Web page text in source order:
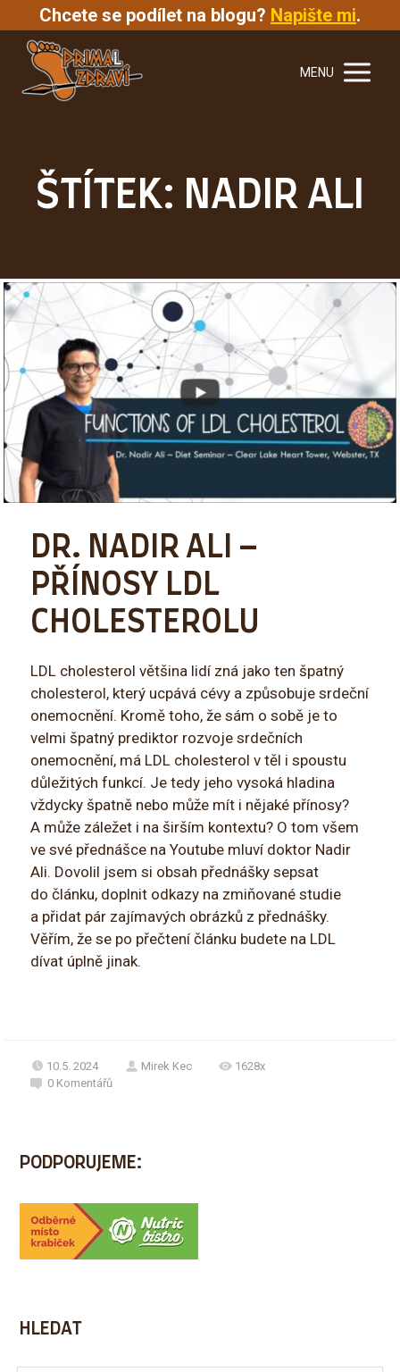
Chcete se podílet na blogu? Napište mi.
MENU
ŠTÍTEK: NADIR ALI
DR. NADIR ALI –
PŘÍNOSY LDL
CHOLESTEROLU
LDL cholesterol většina lidí zná jako ten špatný
cholesterol, který ucpává cévy a způsobuje srdeční
onemocnění. Kromě toho, že sám o sobě je to
velmi špatný prediktor rozvoje srdečních
onemocnění, má LDL cholesterol v těl i spoustu
důležitých funkcí. Je tedy jeho vysoká hladina
vždycky špatně nebo může mít i nějaké přínosy?
A může záležet i na širším kontextu? O tom všem
ve své přednášce na Youtube mluví doktor Nadir
Ali. Dovolil jsem si obsah přednášky sepsat
do článku, doplnit odkazy na zmiňované studie
a přidat pár zajímavých obrázků z přednášky.
Věřím, že se po přečtení článku budete na LDL
dívat úplně jinak.
10.5. 2024 Mirek Kec
1628x
0 Komentářů
PODPORUJEME:
HLEDAT